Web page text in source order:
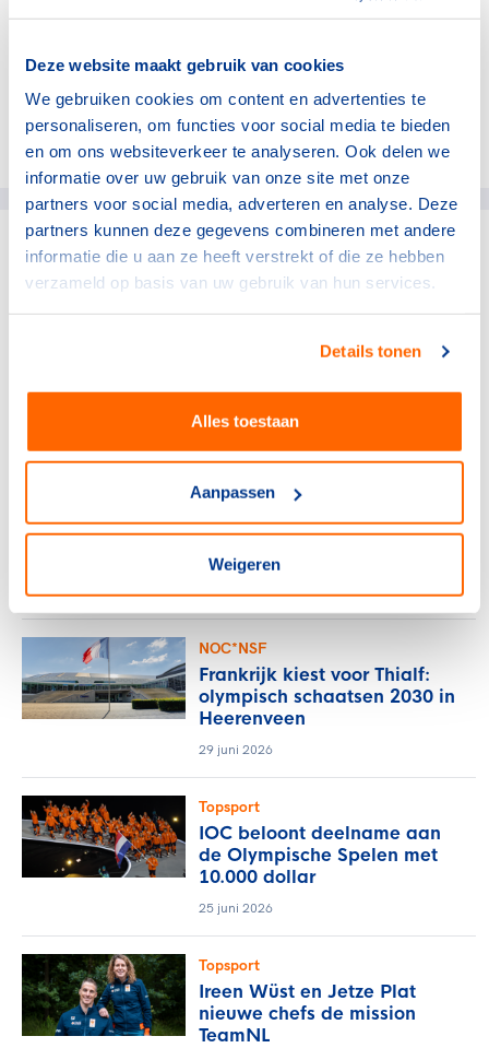
Deze website maakt gebruik van cookies
We gebruiken cookies om content en advertenties te
personaliseren, om functies voor social media te bieden
en om ons websiteverkeer te analyseren. Ook delen we
informatie over uw gebruik van onze site met onze
partners voor social media, adverteren en analyse. Deze
partners kunnen deze gegevens combineren met andere
informatie die u aan ze heeft verstrekt of die ze hebben
verzameld op basis van uw gebruik van hun services.
Details tonen
Alles toestaan
Aanpassen
Weigeren
meer verschillende merkenteams en Jong Oranje. Ook
2018 werkt hij als prestatiemanager voor TeamNL.
Deel dit artikel op social media:
gerelateerde artikelen
Pre-camp TeamNL in Mission
2 augustus 2026
Topsport
Topsporters ontdekken
nieuwe perspectieven in
groepsprogramma KNVB en
TeamNL
8 juli 2026
NOC*NSF
Frankrijk kiest voor Thialf:
olympisch schaatsen 2030 in
Heerenveen
29 juni 2026
Topsport
IOC beloont deelname aan
de Olympische Spelen met
10.000 dollar
25 juni 2026
Topsport
Ireen Wüst en Jetze Plat
nieuwe chefs de mission
TeamNL